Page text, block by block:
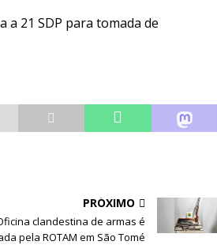
21 SDP para tomada de
PRÓXIMO
clandestina de armas é
pela ROTAM em São Tomé